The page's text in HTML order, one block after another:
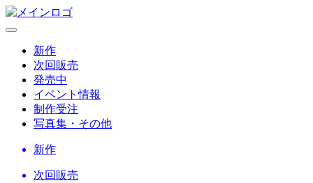
新作
次回販売
発売中
イベント情報
制作受注
写真集・その他
新作
次回販売